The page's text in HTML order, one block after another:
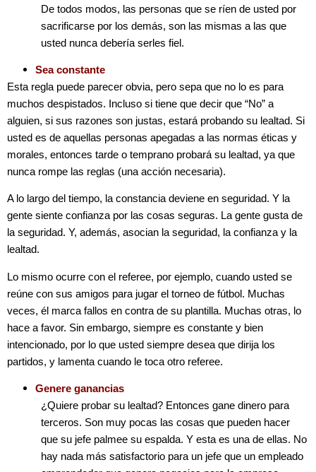
De todos modos, las personas que se ríen de usted por
sacrificarse por los demás, son las mismas a las que
usted nunca debería serles fiel.
Sea constante
Esta regla puede parecer obvia, pero sepa que no lo es para
muchos despistados. Incluso si tiene que decir que “No” a
alguien, si sus razones son justas, estará probando su lealtad. Si
usted es de aquellas personas apegadas a las normas éticas y
morales, entonces tarde o temprano probará su lealtad, ya que
nunca rompe las reglas (una acción necesaria).
A lo largo del tiempo, la constancia deviene en seguridad. Y la
gente siente confianza por las cosas seguras. La gente gusta de
la seguridad. Y, además, asocian la seguridad, la confianza y la
lealtad.
Lo mismo ocurre con el referee, por ejemplo, cuando usted se
reúne con sus amigos para jugar el torneo de fútbol. Muchas
veces, él marca fallos en contra de su plantilla. Muchas otras, lo
hace a favor. Sin embargo, siempre es constante y bien
intencionado, por lo que usted siempre desea que dirija los
partidos, y lamenta cuando le toca otro referee.
Genere ganancias
¿Quiere probar su lealtad? Entonces gane dinero para
terceros. Son muy pocas las cosas que pueden hacer
que su jefe palmee su espalda. Y esta es una de ellas. No
hay nada más satisfactorio para un jefe que un empleado